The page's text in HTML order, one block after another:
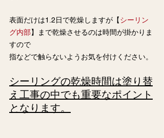
表面だけは1.2日で乾燥しますが【シーリン
グ内部】まで乾燥させるのは時間が掛かりま
すので
指などで触らないようお気を付けください。
シーリングの乾燥時間は塗り替
え工事の中でも重要なポイント
となります。